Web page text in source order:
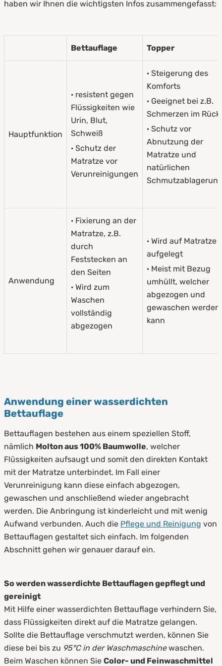
haben wir Ihnen die wichtigsten Infos zusammengefasst:
Bettauflage Topper
Hauptfunktion
· resistent gegen
Flüssigkeiten wie
Urin, Blut,
Schweiß
· Schutz der
Matratze vor
Verunreinigungen
· Steigerung des
Komforts
· Geeignet bei z.B.
Schmerzen im
· Schutz vor
Abnutzung der
Matratze und
natürlichen
Anwendung
· Fixierung an der
Matratze, z.B.
durch
Feststecken an
den Seiten
· Wird zum
Waschen
vollständig
abgezogen
· Wird auf Matratze
aufgelegt
· Meist mit Bezug
umhüllt, welcher
abgezogen und
gewaschen werden
kann
Anwendung einer wasserdichten
Bettauflage
Bettauflagen bestehen aus einem speziellen Stoff,
nämlich Molton aus 100% Baumwolle, welcher
Flüssigkeiten aufsaugt und somit den direkten Kontakt
mit der Matratze unterbindet. Im Fall einer
Verunreinigung kann diese einfach abgezogen,
gewaschen und anschließend wieder angebracht
werden. Die Anbringung ist kinderleicht und mit wenig
Aufwand verbunden. Auch die Pflege und Reinigung von
Bettauflagen gestaltet sich einfach. Im folgenden
Abschnitt gehen wir genauer darauf ein.
So werden wasserdichte Bettauflagen gepflegt und
gereinigt
Mit Hilfe einer wasserdichten Bettauflage verhindern Sie,
dass Flüssigkeiten direkt auf die Matratze gelangen.
Sollte die Bettauflage verschmutzt werden, können Sie
diese bei bis zu 95°C in der Waschmaschinewaschen.
Beim Waschen können Sie Color- und Feinwaschmittel